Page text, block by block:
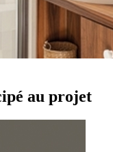
au projet